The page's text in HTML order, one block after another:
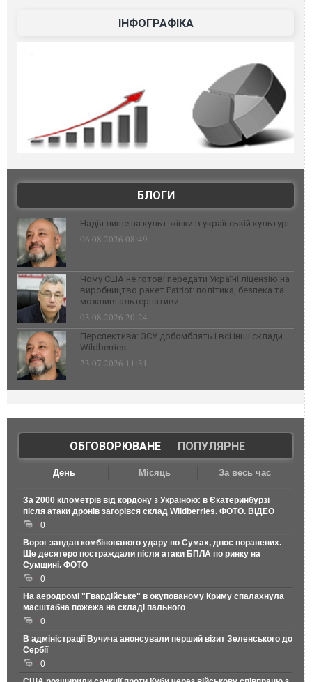
ІНФОГРАФІКА
БЛОГИ
Надія лише на культ жінки в українській культурі
06.08.2026 08:49
Чому США не готові передати Україні ліцензію на
виробництво ракет Patriot: політика, безпека та
можливі альтернативи
03.08.2026 20:24
Перспектива: ЗСУ добомблять і всі інші склади
Wildberries
23.07.2026 11:31
ОБГОВОРЮВАНЕ| ПОПУЛЯРНЕ
День Місяць За весь час
За 2000 кілометрів від кордону з Україною: в Єкатеринбурзі
після атаки дронів загорівся склад Wildberries. ФОТО. ВІДЕО
0
Ворог завдав комбінованого удару по Сумах, двоє поранених.
Ще десятеро постраждали після атаки БПЛА по ринку на
Сумщині. ФОТО
0
На аеродромі "Гвардійське" в окупованому Криму спалахнула
масштабна пожежа на складі пального
0
В адміністрації Вучича анонсували перший візит Зеленського до
Сербії
0